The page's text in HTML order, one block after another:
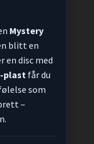
Mystery
blitt en
disc med
plastfår du
som
–